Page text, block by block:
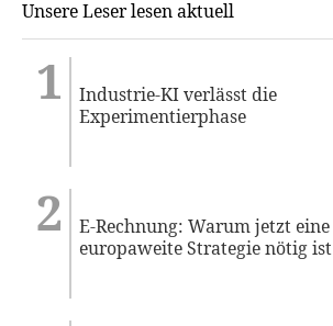
Unsere Leser lesen aktuell
Industrie-KI verlässt die
Experimentierphase
E-Rechnung: Warum jetzt eine
europaweite Strategie nötig ist